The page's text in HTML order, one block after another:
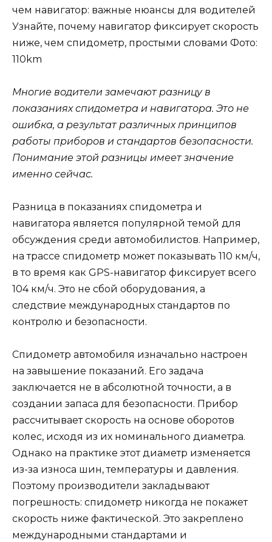
чем навигатор: важные нюансы для водителей
Узнайте, почему навигатор фиксирует скорость
ниже, чем спидометр, простыми словами Фото:
110km
Многие водители замечают разницу в
показаниях спидометра и навигатора. Это не
ошибка, а результат различных принципов
работы приборов и стандартов безопасности.
Понимание этой разницы имеет значение
именно сейчас.
Разница в показаниях спидометра и
навигатора является популярной темой для
обсуждения среди автомобилистов. Например,
на трассе спидометр может показывать 110 км/ч,
в то время как GPS-навигатор фиксирует всего
104 км/ч. Это не сбой оборудования, а
следствие международных стандартов по
контролю и безопасности.
Спидометр автомобиля изначально настроен
на завышение показаний. Его задача
заключается не в абсолютной точности, а в
создании запаса для безопасности. Прибор
рассчитывает скорость на основе оборотов
колес, исходя из их номинального диаметра.
Однако на практике этот диаметр изменяется
из-за износа шин, температуры и давления.
Поэтому производители закладывают
погрешность: спидометр никогда не покажет
скорость ниже фактической. Это закреплено
международными стандартами и